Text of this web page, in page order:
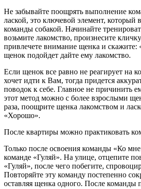
Не забывайте поощрять выполнение
лаской, это ключевой элемент, который
команды собакой. Начинайте
возьмите лакомство, произнесите
привлечете внимание щенка и скажите:
щенок подойдет дайте ему лакомство.
Если щенок все равно не реагирует на
хочет идти к Вам, тогда придется
поводок к себе. Главное не причинить
этот метод можно с более взрослыми
раза, поощрите щенка лакомством и
«Хорошо».
После квартиры можно практиковать
Только после освоения команды «Ко
команде «Гуляй». На улице, отцепите
«Гуляй», после чего побегите,
Повторяйте эту команду постепенно
оставляя щенка одного. После команды